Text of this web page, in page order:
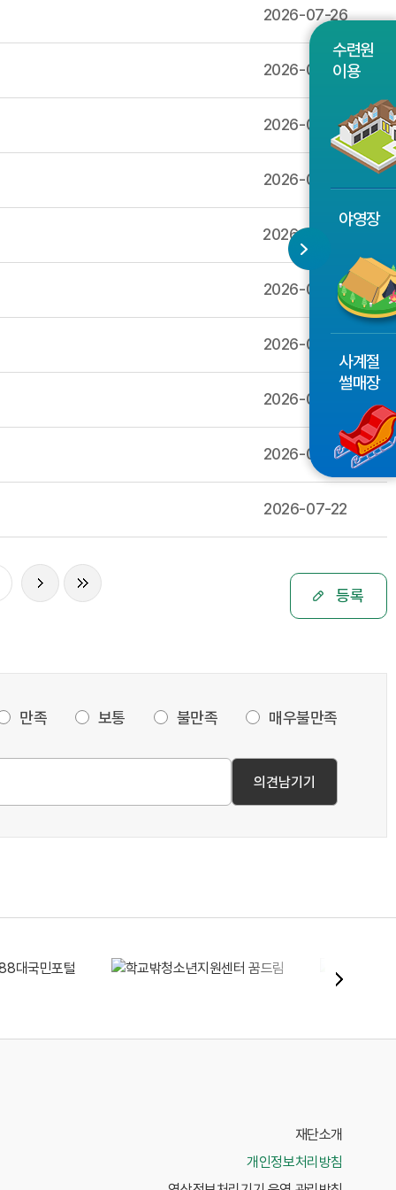
수련원
이용
야영장
사계절
썰매장
2026-07-26
2026-07-26
2026-07-25
2026-07-25
2026-07-24
2026-07-23
2026-07-23
2026-07-23
2026-07-23
2026-07-22
등록
만족 보통 불만족 매우불만족
재단소개
개인정보처리방침